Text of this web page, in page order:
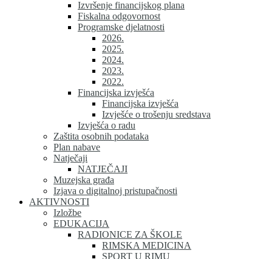
Izvršenje financijskog plana
Fiskalna odgovornost
Programske djelatnosti
2026.
2025.
2024.
2023.
2022.
Financijska izvješća
Financijska izvješća
Izvješće o trošenju sredstava
Izvješća o radu
Zaštita osobnih podataka
Plan nabave
Natječaji
NATJEČAJI
Muzejska građa
Izjava o digitalnoj pristupačnosti
AKTIVNOSTI
Izložbe
EDUKACIJA
RADIONICE ZA ŠKOLE
RIMSKA MEDICINA
SPORT U RIMU